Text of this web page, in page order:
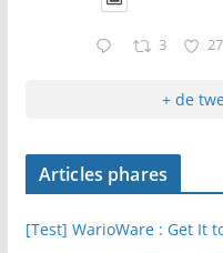
3 27
+ de
Articles phares
[Test] WarioWare : Get It